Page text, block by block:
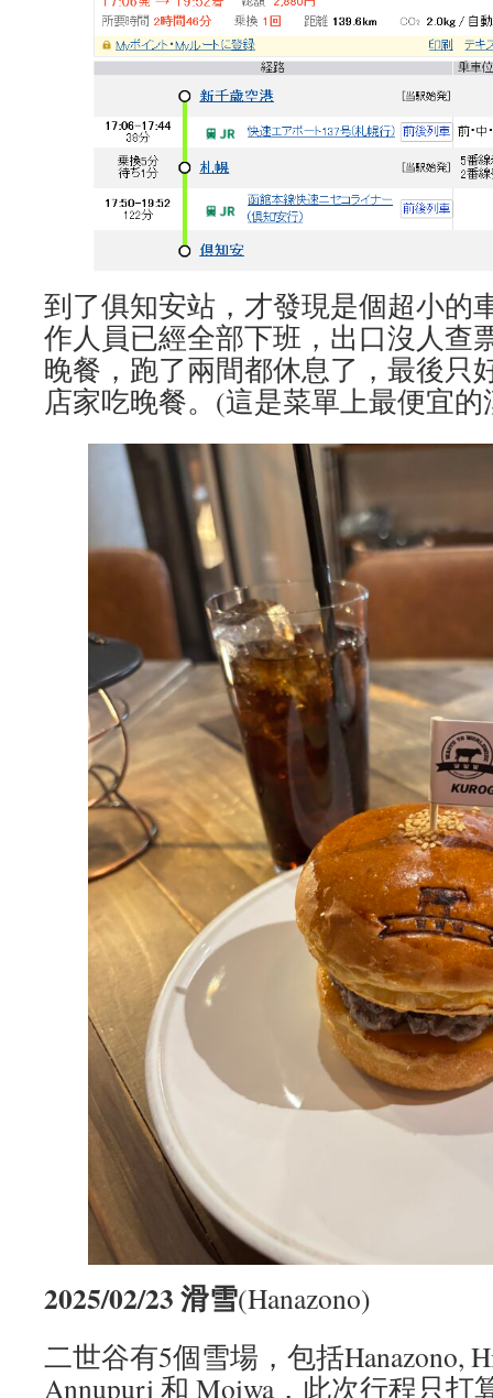
到了俱知安站，才發現是個超小的
作人員已經全部下班，出口沒人查
晚餐，跑了兩間都休息了，最後只
店家吃晚餐。(這是菜單上最便宜的
2025/02/23 滑雪(Hanazono)
二世谷有5個雪場，包括Hanazono,
Annupuri 和 Moiwa，此次行程只打